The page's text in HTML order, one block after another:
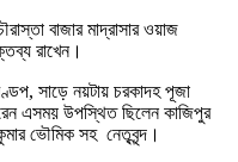
বাজার মাদ্রাসার ওয়াজ
রাখেন।
সাড়ে নয়টায় চরকাদহ পূজা
এসময় উপস্থিত ছিলেন কাজিপুর
ভৌমিক সহ নেতৃবৃন্দ।